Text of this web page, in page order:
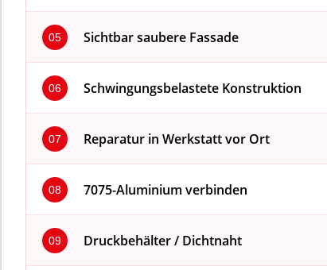
05 Sichtbar saubere Fassade
06 Schwingungsbelastete Konstruktion
07 Reparatur in Werkstatt vor Ort
08 7075-Aluminium verbinden
09 Druckbehälter / Dichtnaht